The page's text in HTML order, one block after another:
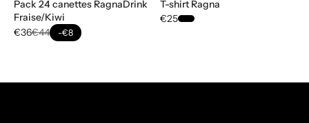
Pack 24 canettes RagnaDrink
Fraise/Kiwi
€36€44 -€8
T-shirt Ragna
€25